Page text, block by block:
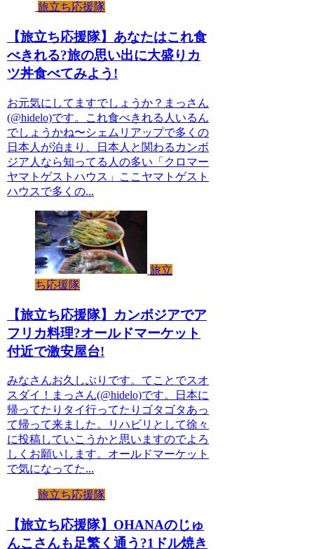
旅立ち応援隊
【旅立ち応援隊】あなたはこれ食
べきれる?旅の思い出に大盛りカ
ツ丼食べてみよう!
お元気にしてますでしょうか？まっさん
(@hidelo)です。これ食べきれる人いるん
でしょうかね〜シェムリアップで多くの
日本人が泊まり、日本人と関わるカンボ
ジア人なら知ってる人の多い「クロマー
ヤマトゲストハウス」ここヤマトゲスト
ハウスで多くの...
旅立
ち応援隊
【旅立ち応援隊】カンボジアでア
フリカ料理?オールドマーケット
付近で激安屋台!
みなさんお久しぶりです。てことでスオ
スダイ！まっさん(@hidelo)です。日本に
帰ってたりタイ行ってたりゴタゴタあっ
て帰って来ました。リハビリとして徐々
に投稿していこうかと思いますのでよろ
しくお願いします。オールドマーケット
で気になってた...
旅立ち応援隊
【旅立ち応援隊】OHANAのじゅ
んこさんも足繁く通う?1ドル焼き